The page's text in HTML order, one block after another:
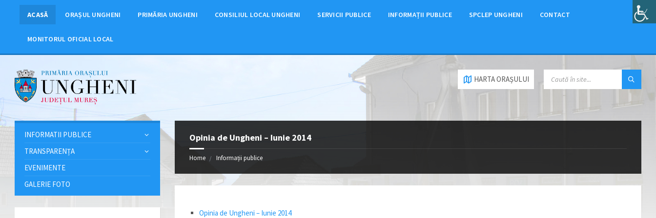
ACASĂ ORAȘUL UNGHENI PRIMĂRIA UNGHENI CONSILIUL LOCAL UNGHENI SERVICII PUBLICE INFORMAȚII PUBLICE SPCLEP UNGHENI CONTACT
MONITORUL OFICIAL LOCAL
HARTA ORAȘULUI
Opinia de Ungheni – Iunie 2014
Home Informații publice
Opinia de Ungheni – Iunie 2014
INFORMATII PUBLICE
TRANSPARENȚA
EVENIMENTE
GALERIE FOTO